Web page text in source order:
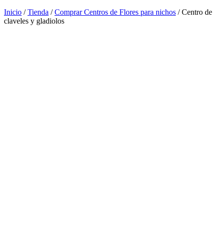
Inicio /Tienda /Comprar Centros de Flores para nichos / Centro de
claveles y gladiolos